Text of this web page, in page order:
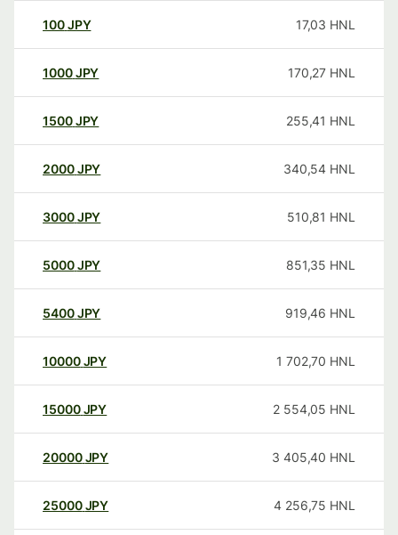
100JPY 17,03 HNL
1000JPY 170,27 HNL
1500JPY 255,41 HNL
2000JPY 340,54 HNL
3000JPY 510,81 HNL
5000JPY 851,35 HNL
5400JPY 919,46 HNL
10000 JPY 1 702,70 HNL
15000 JPY 2 554,05 HNL
20000 JPY 3 405,40 HNL
25000 JPY 4 256,75 HNL